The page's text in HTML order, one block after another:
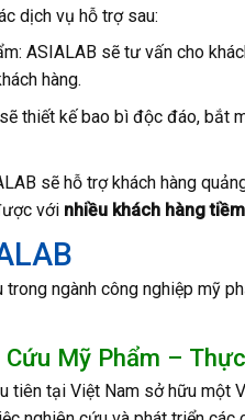
dịch vụ hỗ trợ sau:
ASIALAB sẽ tư vấn cho
hàng.
thiết kế bao bì độc đáo,
sẽ hỗ trợ khách hàng
với nhiều khách hàng
trong ngành công nghiệp mỹ
Cứu Mỹ Phẩm –
tiên tại Việt Nam sở hữu một